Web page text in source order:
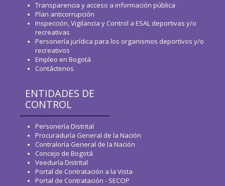
Transparencia y acceso a información pública
Plan anticorrupción
Inspección, Vigilancia y Control a ESAL deportivas y/o
recreativas
Personería jurídica para los organismos deportivos y/o
recreativos
Empleo en Bogotá
Contáctenos
ENTIDADES DE
CONTROL
Personería Distrital
Procuraduría General de la Nación
Contraloría General de la Nación
Concejo de Bogotá
Veeduría Distrital
Portal de Contratación a la Vista
Portal de Contratación - SECOP